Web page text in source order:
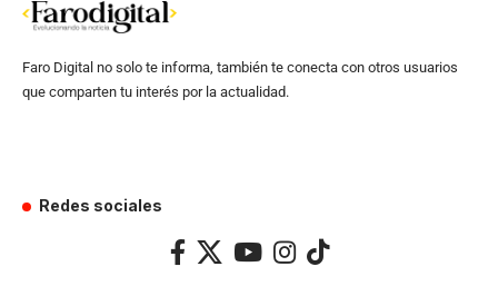
Faro Digital no solo te informa, también te conecta con otros usuarios
que comparten tu interés por la actualidad.
Redes sociales